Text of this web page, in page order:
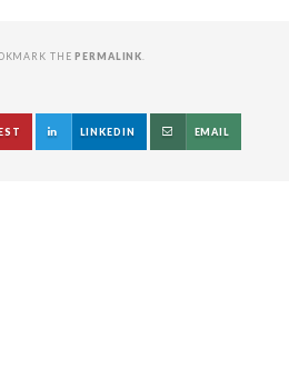
THEPERMALINK
LINKEDIN EMAIL